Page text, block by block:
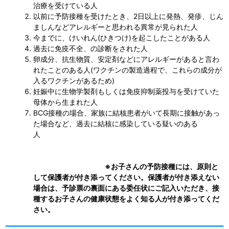
治療を受けている人
以前に予防接種を受けたとき、2日以上に発熱、発疹、じん
ましんなどアレルギーと思われる異常が見られた人
今までに、けいれん(ひきつけ)を起こしたことがある人
過去に免疫不全、の診断をされた人
卵成分、抗生物質、安定剤などにアレルギーがあると言わ
れたことのある人(ワクチンの製造過程で、これらの成分が
入るワクチンがあるため)
妊娠中に生物学製剤もしくは免疫抑制薬投与を受けていた
母体から生まれた人
BCG接種の場合、家族に結核患者がいて長期に接触があっ
た場合など、過去に結核に感染している疑いのある
人
※お子さんの予防接種には、原則と
して保護者が付き添ってください。保護者が付き添えない
場合は、予診票の裏面にある委任状にご記入いただき、接
種するお子さんの健康状態をよく知る人が付き添ってくだ
さい。